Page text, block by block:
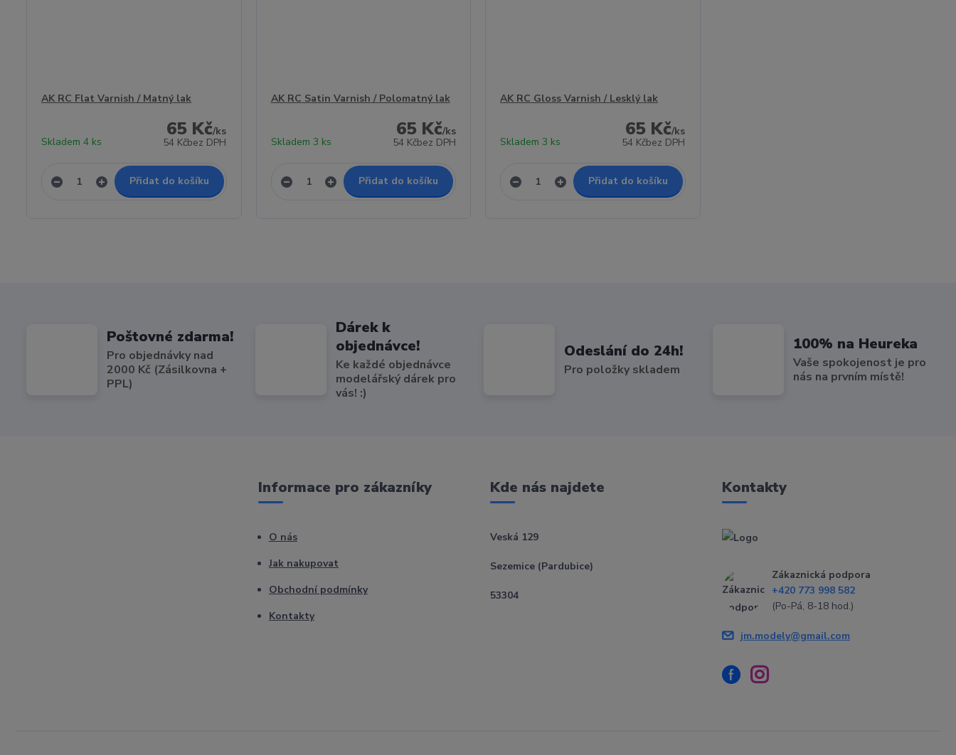
AK RC Flat Varnish / Matný lak
65 Kč/ks
54 Kčbez DPH
Skladem 4 ks
Přidat do košíku
AK RC Satin Varnish / Polomatný lak
65 Kč/ks
54 Kčbez DPH
Skladem 3 ks
Přidat do košíku
AK RC Gloss Varnish / Lesklý lak
65 Kč/ks
54 Kčbez DPH
Skladem 3 ks
Přidat do košíku
Poštovné zdarma!
Pro objednávky nad
2000 Kč (Zásilkovna +
PPL)
Dárek k
objednávce!
Ke každé objednávce
modelářský dárek pro
vás! :)
Odeslání do 24h!
Pro položky skladem
100% na Heureka
Vaše spokojenost je pro
nás na prvním místě!
Informace pro zákazníky
O nás
Jak nakupovat
Obchodní podmínky
Kontakty
Kde nás najdete
Veská 129
Sezemice (Pardubice)
53304
Kontakty
Zákaznická podpora
+420 773 998 582
(Po-Pá, 8-18 hod.)
jm.modely@gmail.com